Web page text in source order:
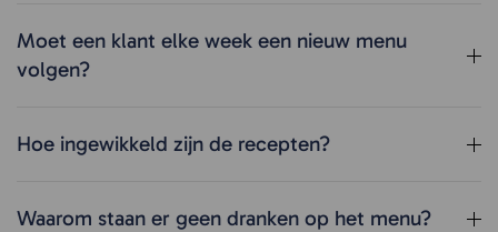
Moet een klant elke week een nieuw menu
volgen?
Hoe ingewikkeld zijn de recepten?
Waarom staan er geen dranken op het menu?